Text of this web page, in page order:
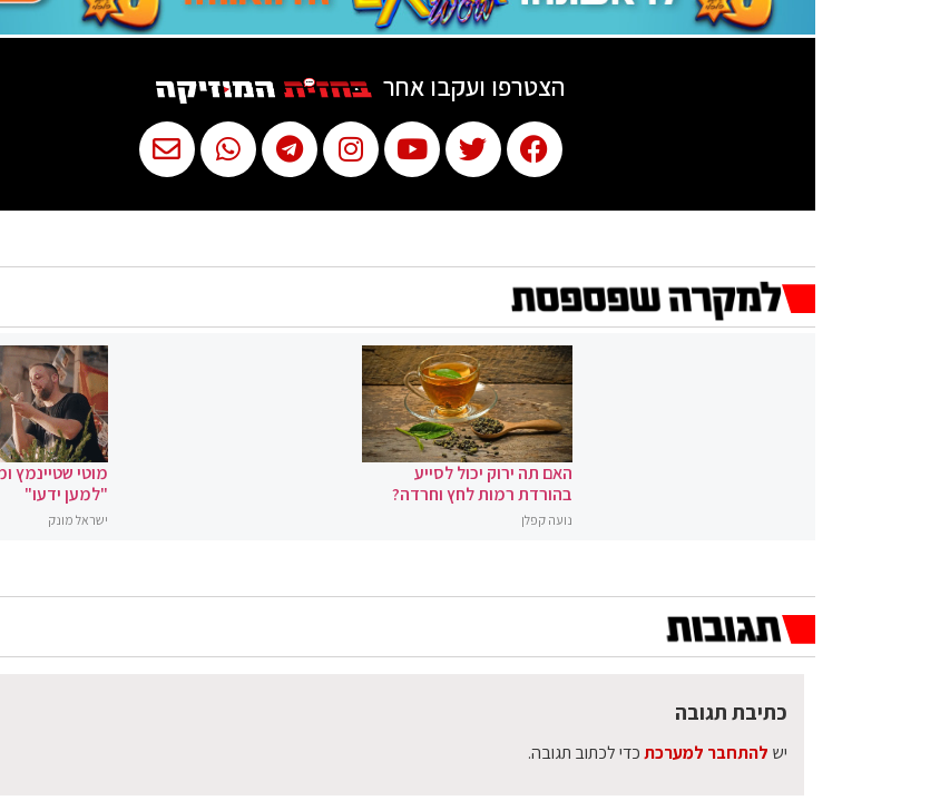
הצטרפו ועקבו אחר
האם תה ירוק יכול לסייע
בהורדת רמות לחץ וחרדה?
נועה קפלן
מוטי שטיינמץ
"למען ידעו"
ישראל מונק
כתיבת תגובה
יש להתחבר למערכתכדי לכתוב תגובה.